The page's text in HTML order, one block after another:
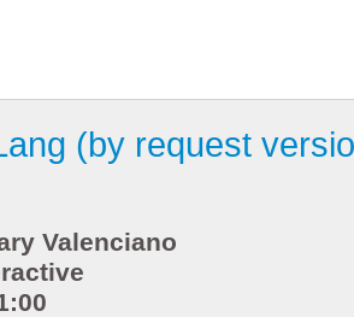
(by request
Valenciano